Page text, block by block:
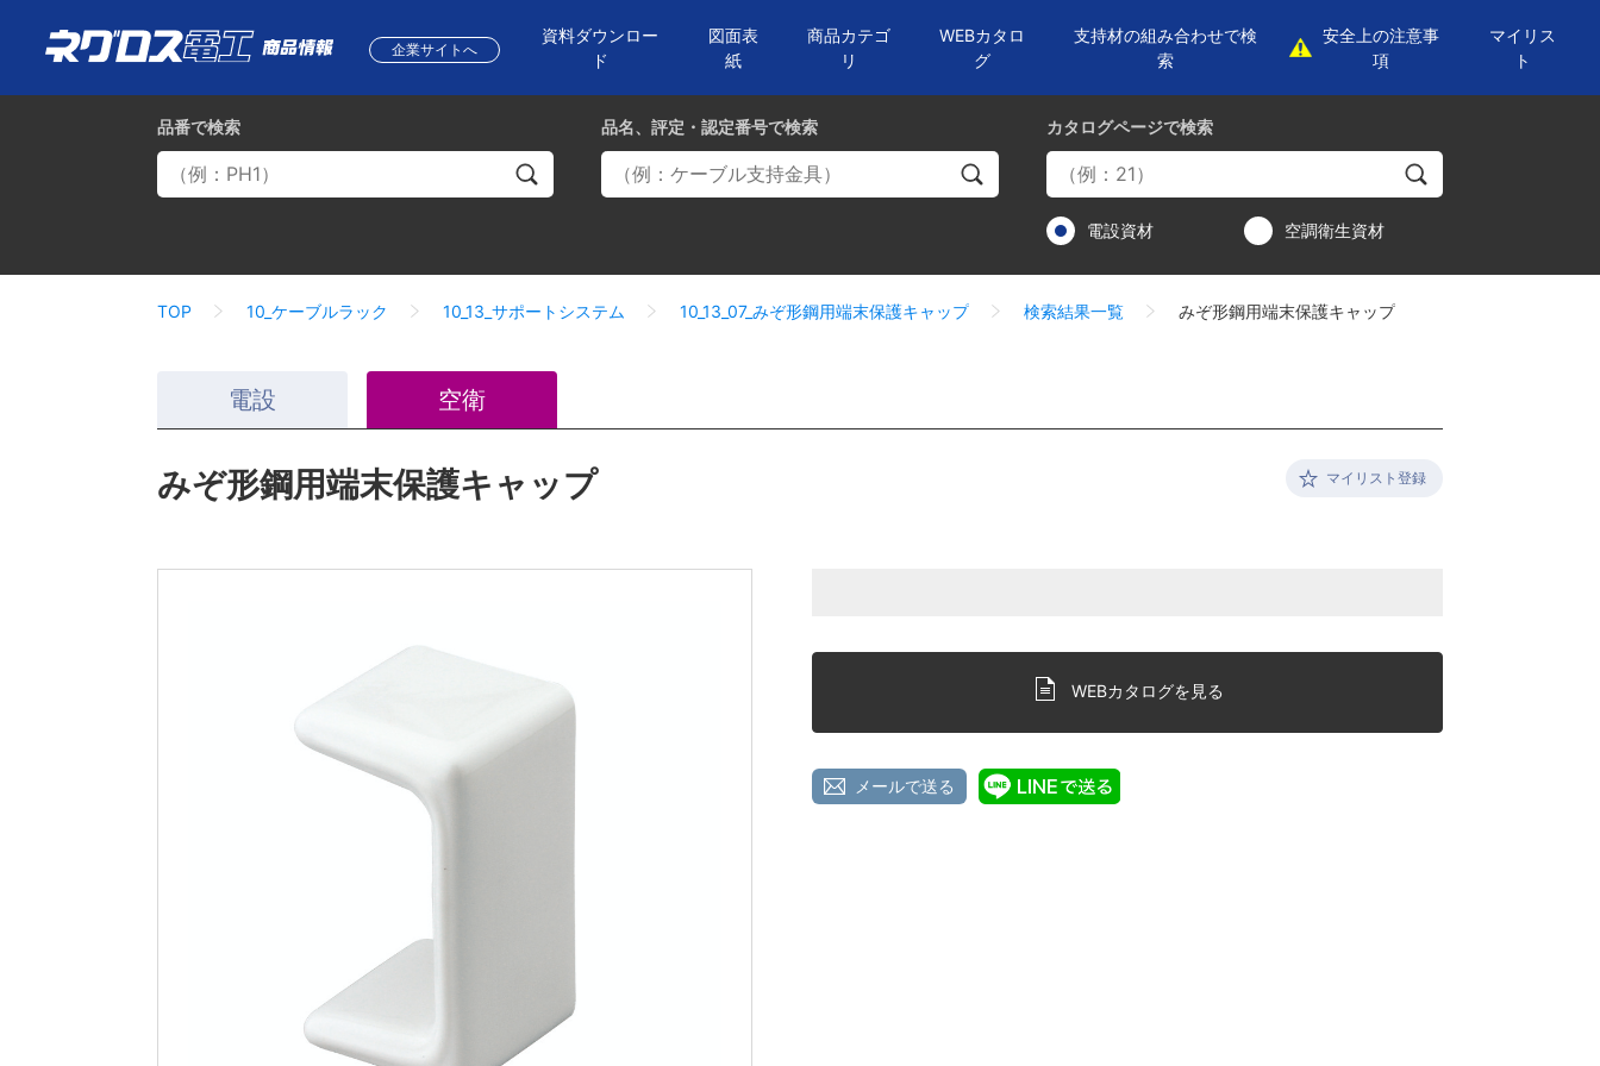
企業サイトへ
資料ダウンロー
ド
図面表
紙
商品カテゴ
リ
WEBカタロ
グ
支持材の組み合わせで検
索
安全上の注意事
項
マイリス
ト
品番で検索 カタログページで検索
電設資材 空調衛生資材
品名、評定・認定番号で検索
TOP 10_ケーブルラック 10_13_サポートシステム 10_13_07_みぞ形鋼用端末保護キャップ 検索結果一覧 みぞ形鋼用端末保護キャップ
電設 空衛
みぞ形鋼用端末保護キャップ マイリスト登録
WEBカタログを見る
メールで送る